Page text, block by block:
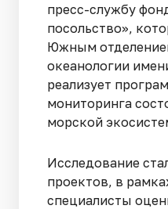
пресс-службу
посольство»,
Южным
океанологии
реализует
мониторинга
морской
Исследование
проектов, в
специалисты